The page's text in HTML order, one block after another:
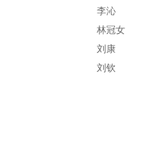
李沁
林冠女
刘康
刘钦